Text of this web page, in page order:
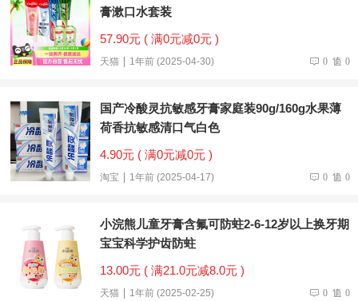
膏漱口水套装
57.90元 ( 满0元减0元 )
天猫 1年前 (2025-04-30) 0 0
国产冷酸灵抗敏感牙膏家庭装90g/160g水果薄
荷香抗敏感清口气白色
4.90元 ( 满0元减0元 )
淘宝 1年前 (2025-04-17) 0 0
小浣熊儿童牙膏含氟可防蛀2-6-12岁以上换牙期
宝宝科学护齿防蛀
13.00元 ( 满21.0元减8.0元 )
天猫 1年前 (2025-02-25) 0 0